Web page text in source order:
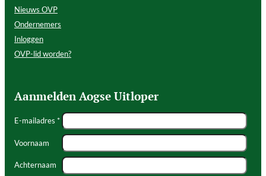
Nieuws OVP
Ondernemers
Inloggen
OVP-lid worden?
Aanmelden Aogse Uitloper
E-mailadres *
Voornaam
Achternaam